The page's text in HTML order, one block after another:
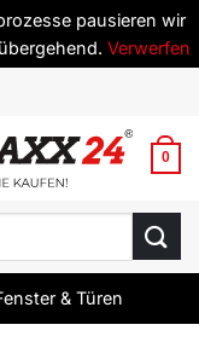
pausieren wir
Verwerfen
0
& Türen